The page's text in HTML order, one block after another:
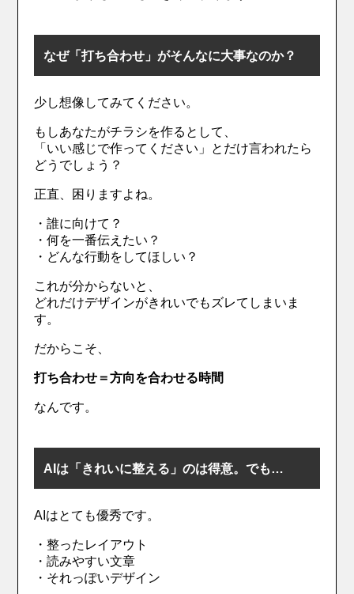
なぜ「打ち合わせ」がそんなに大事なのか？
少し想像してみてください。
もしあなたがチラシを作るとして、
「いい感じで作ってください」とだけ言われたら
どうでしょう？
正直、困りますよね。
・誰に向けて？
・何を一番伝えたい？
・どんな行動をしてほしい？
これが分からないと、
どれだけデザインがきれいでもズレてしまいま
す。
だからこそ、
打ち合わせ＝方向を合わせる時間
なんです。
AIは「きれいに整える」のは得意。でも…
AIはとても優秀です。
・整ったレイアウト
・読みやすい文章
・それっぽいデザイン